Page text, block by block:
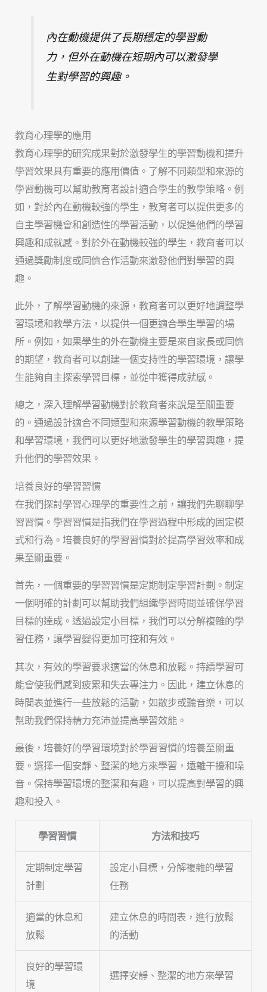
內在動機提供了長期穩定的學習動
力，但外在動機在短期內可以激發學
生對學習的興趣。
教育心理學的應用
教育心理學的研究成果對於激發學生的學習動機和提升
學習效果具有重要的應用價值。了解不同類型和來源的
學習動機可以幫助教育者設計適合學生的教學策略。例
如，對於內在動機較強的學生，教育者可以提供更多的
自主學習機會和創造性的學習活動，以促進他們的學習
興趣和成就感。對於外在動機較強的學生，教育者可以
通過獎勵制度或同儕合作活動來激發他們對學習的興
趣。
此外，了解學習動機的來源，教育者可以更好地調整學
習環境和教學方法，以提供一個更適合學生學習的場
所。例如，如果學生的外在動機主要是來自家長或同儕
的期望，教育者可以創建一個支持性的學習環境，讓學
生能夠自主探索學習目標，並從中獲得成就感。
總之，深入理解學習動機對於教育者來說是至關重要
的。通過設計適合不同類型和來源學習動機的教學策略
和學習環境，我們可以更好地激發學生的學習興趣，提
升他們的學習效果。
培養良好的學習習慣
在我們探討學習心理學的重要性之前，讓我們先聊聊學
習習慣。學習習慣是指我們在學習過程中形成的固定模
式和行為。培養良好的學習習慣對於提高學習效率和成
果至關重要。
首先，一個重要的學習習慣是定期制定學習計劃。制定
一個明確的計劃可以幫助我們組織學習時間並確保學習
目標的達成。透過設定小目標，我們可以分解複雜的學
習任務，讓學習變得更加可控和有效。
其次，有效的學習要求適當的休息和放鬆。持續學習可
能會使我們感到疲累和失去專注力。因此，建立休息的
時間表並進行一些放鬆的活動，如散步或聽音樂，可以
幫助我們保持精力充沛並提高學習效能。
最後，培養好的學習環境對於學習習慣的培養至關重
要。選擇一個安靜、整潔的地方來學習，遠離干擾和噪
音。保持學習環境的整潔和有趣，可以提高對學習的興
趣和投入。
學習習慣 方法和技巧
定期制定學習
計劃
設定小目標，分解複雜的學習
任務
適當的休息和
放鬆
建立休息的時間表，進行放鬆
的活動
良好的學習環
境
選擇安靜、整潔的地方來學習